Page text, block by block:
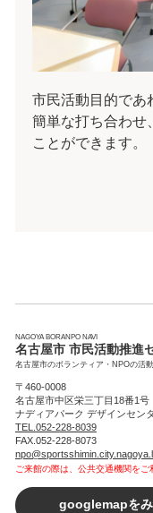
市民活動目的であ
簡単な打ち合わせ
ことができます。
NAGOYA BORANPO NAVI
名古屋市 市民活動推進
名古屋市のボランティア・NPOの活
〒460-0008
名古屋市中区栄三丁目18番1号
ナディアパーク デザインセン
TEL.052-228-8039
FAX.052-228-8073
ご来館の際は、公共交通機関をご
googlemapを